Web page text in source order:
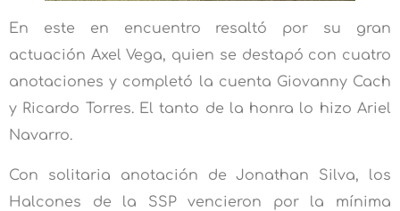
En este en encuentro resaltó por su gran
actuación Axel Vega, quien se destapó con cuatro
anotaciones y completó la cuenta Giovanny Cach
y Ricardo Torres. El tanto de la honra lo hizo Ariel
Navarro.
Con solitaria anotación de Jonathan Silva, los
Halcones de la SSP vencieron por la mínima